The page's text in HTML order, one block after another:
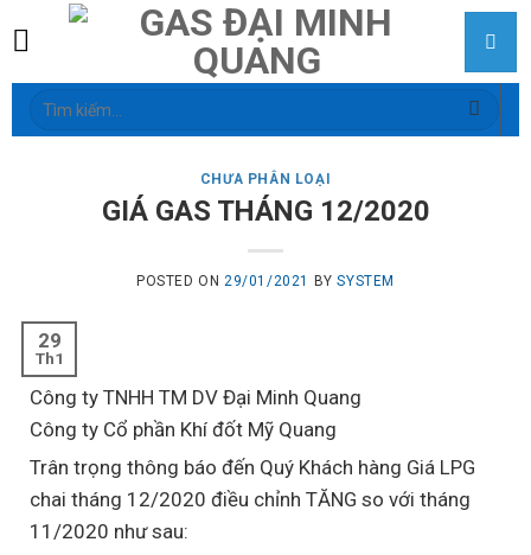
to
content
Tìm
CHƯA PHÂN LOẠI
GIÁ GAS THÁNG 12/2020
POSTED ON29/01/2021 BYSYSTEM
29
Th1
Công ty TNHH TM DV Đại Minh Quang
Công ty Cổ phần Khí đốt Mỹ Quang
Trân trọng thông báo đến Quý Khách hàng Giá LPG
chai tháng 12/2020 điều chỉnh TĂNG so với tháng
11/2020 như sau: